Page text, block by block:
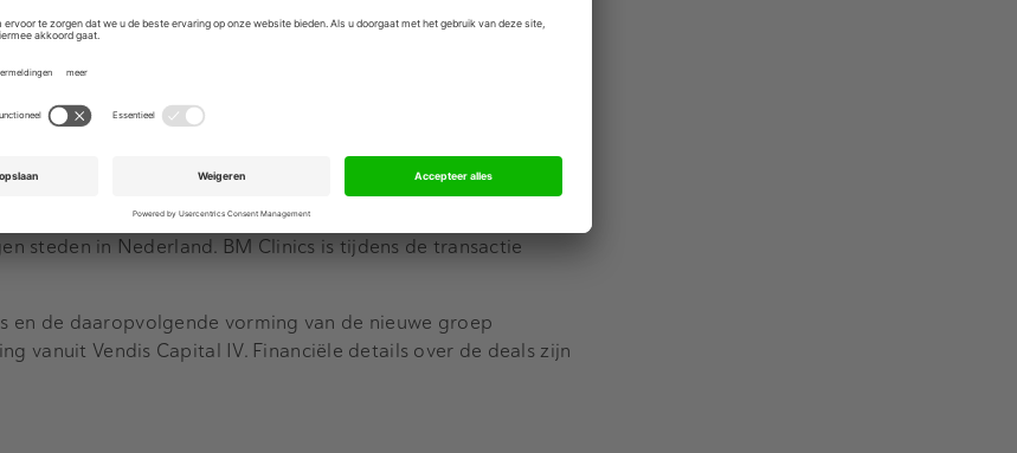
belangstelling voor cosmetische behandelingen. In
het grootste gedeelte nog aangeboden in kleine individuele
door overnameadviseur
Marktlink, is in 2005 in Amsterdam
Litjens. SOAP is actief in zeven steden in Nederland. BM
Monique Vonken en is een aanbieder van met name
steden in Nederland. BM Clinics is tijdens de transactie
en de daaropvolgende vorming van de nieuwe groep
vanuit Vendis Capital IV. Financiële details over de deals zijn